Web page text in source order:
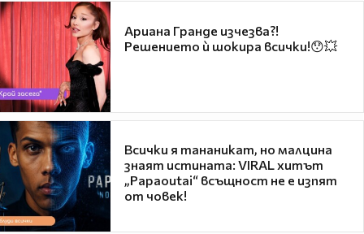
Ариана Гранде изчезва?!
Решението ѝ шокира всички!😯💥
Всички я тананикат, но малцина
знаят истината: VIRAL хитът
„Papaoutai“ всъщност не е изпят
от човек!